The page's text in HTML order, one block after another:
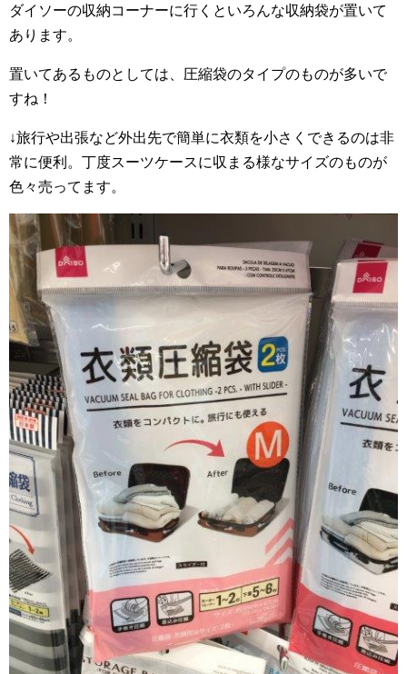
ダイソーの収納コーナーに行くといろんな収納袋が置いて
あります。
置いてあるものとしては、圧縮袋のタイプのものが多いで
すね！
↓旅行や出張など外出先で簡単に衣類を小さくできるのは非
常に便利。丁度スーツケースに収まる様なサイズのものが
色々売ってます。